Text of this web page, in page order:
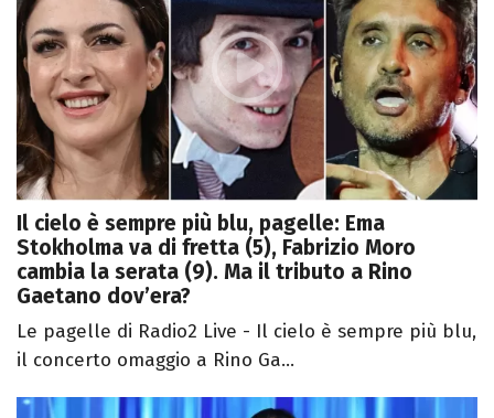
Il cielo è sempre più blu, pagelle: Ema
Stokholma va di fretta (5), Fabrizio Moro
cambia la serata (9). Ma il tributo a Rino
Gaetano dov’era?
Le pagelle di Radio2 Live - Il cielo è sempre più blu,
il concerto omaggio a Rino Ga...